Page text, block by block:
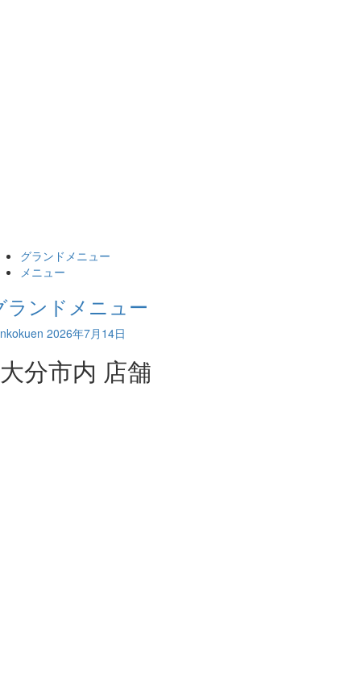
グランドメニュー
メニュー
ランドメニュー
2026年7月14日
大分市内 店舗